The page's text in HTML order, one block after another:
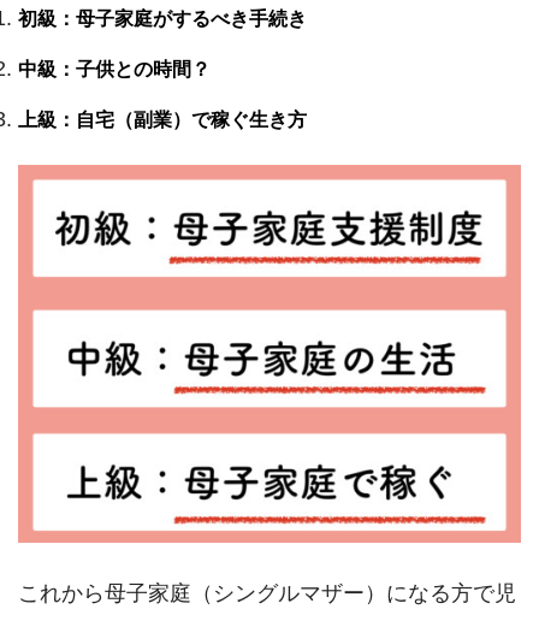
初級：母子家庭がするべき手続き
中級：子供との時間？
上級：自宅（副業）で稼ぐ生き方
これから母子家庭（シングルマザー）になる方で児